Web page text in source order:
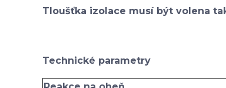
Tloušťka izolace musí být volena
Technické parametry